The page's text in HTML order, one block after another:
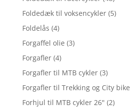
Foldedæk til voksencykler (5)
Foldelås (4)
Forgaffel olie (3)
Forgafler (4)
Forgafler til MTB cykler (3)
Forgafler til Trekking og City bike
Forhjul til MTB cykler 26" (2)